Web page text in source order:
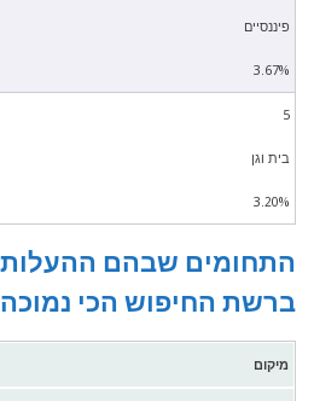
פיננסיים
3.67%
5
בית וגן
3.20%
ברשת החיפוש הכי נמוכה
מיקום